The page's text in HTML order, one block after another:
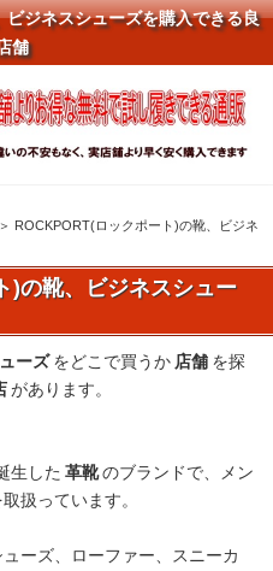
ジネスシューズを購入できる良
舗
＞ ROCKPORT(ロックポート)の靴、ビジネ
)の靴、ビジネスシュー
ーズ をどこで買うか 店舗 を探
があります。
生した 革靴 のブランドで、メン
扱っています。
ーズ、ローファー、スニーカ